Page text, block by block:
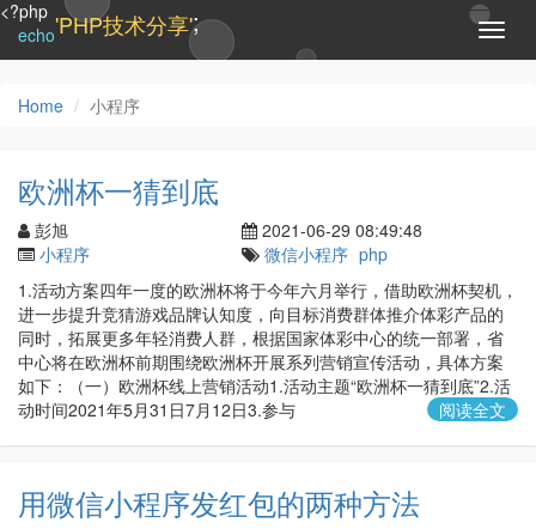
T
o
a
t
i
o
n
<?php
echo'PHP技术分享';
Home 小程序
欧洲杯一猜到底
彭旭
2021-06-29 08:49:48
小程序
微信小程序 php
1.活动方案四年一度的欧洲杯将于今年六月举行，借助欧洲杯契机，
进一步提升竞猜游戏品牌认知度，向目标消费群体推介体彩产品的
同时，拓展更多年轻消费人群，根据国家体彩中心的统一部署，省
中心将在欧洲杯前期围绕欧洲杯开展系列营销宣传活动，具体方案
如下：（一）欧洲杯线上营销活动1.活动主题“欧洲杯一猜到底”2.活
动时间2021年5月31日7月12日3.参与
阅读全文
用微信小程序发红包的两种方法